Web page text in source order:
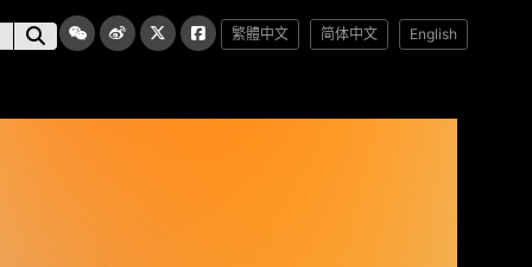
繁體中文 简体中文 English